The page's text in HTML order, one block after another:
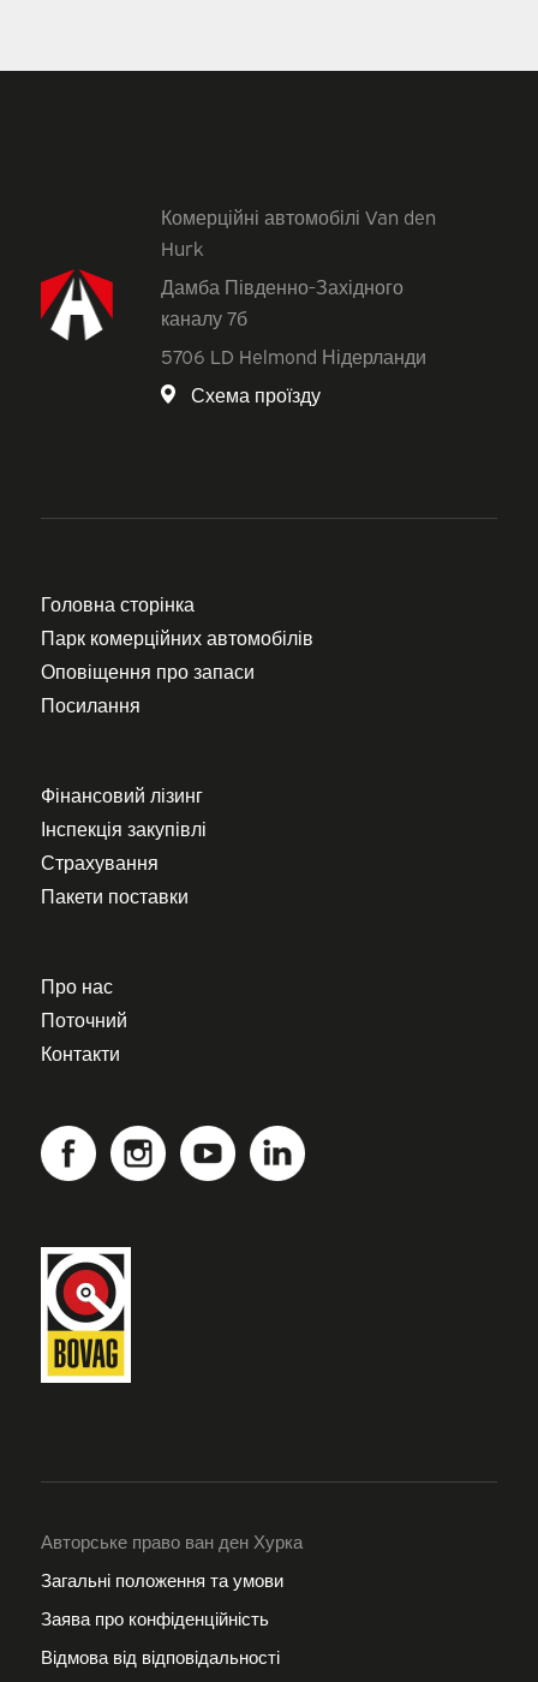
Комерційні автомобілі Van den
Hurk
Дамба Південно-Західного
каналу 7б
5706 LD Helmond Нідерланди
Схема проїзду
Головна сторінка
Парк комерційних автомобілів
Оповіщення про запаси
Посилання
Фінансовий лізинг
Інспекція закупівлі
Страхування
Пакети поставки
Про нас
Поточний
Контакти
Авторське право ван ден Хурка
Загальні положення та умови
Заява про конфіденційність
Відмова від відповідальності